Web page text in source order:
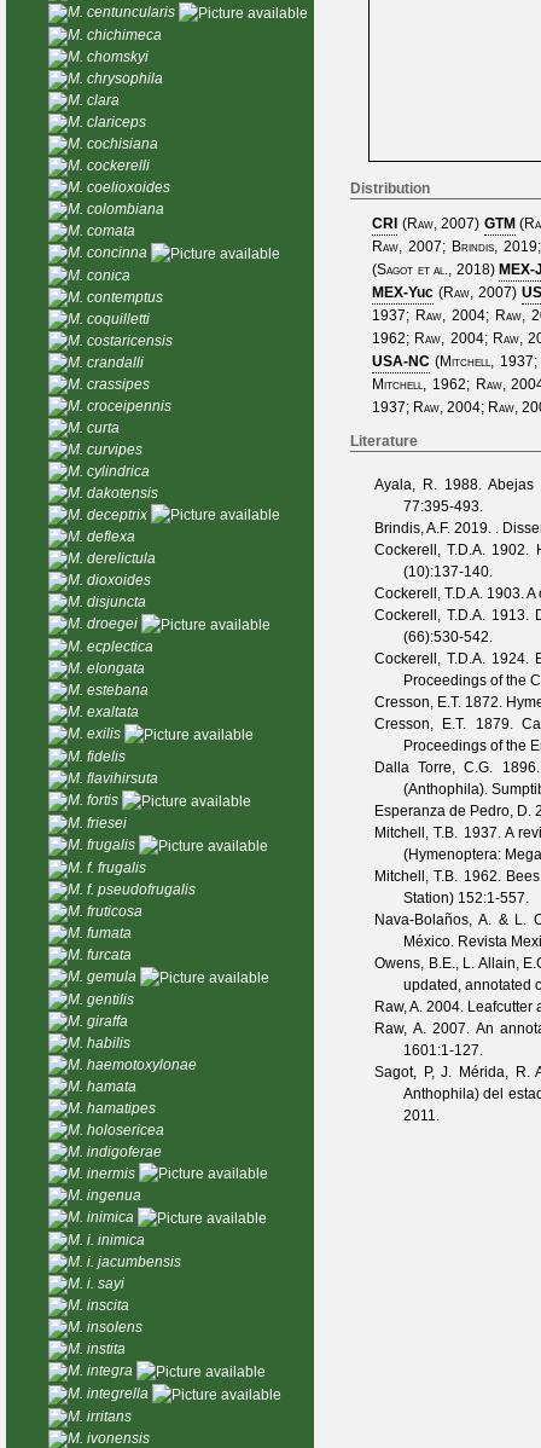
Distribution
CRI (Raw, 2007) GTM (
Raw, 2007; Brindis, 2019
(Sagot et al., 2018) MEX-
MEX-Yuc (Raw, 2007)
1937; Raw, 2004; Raw,
1962; Raw, 2004; Raw,
USA-NC (Mitchell, 1937;
Mitchell, 1962; Raw,
1937; Raw, 2004; Raw,
Literature
Ayala, R. 1988.
77:395-493.
Brindis, A.F. 2019. .
Cockerell, T.D.A. 1902.
(10):137-140.
Cockerell, T.D.A. 1903.
Cockerell, T.D.A. 1913.
(66):530-542.
Cockerell, T.D.A. 1924.
Proceedings of the
Cresson, E.T. 1872.
Cresson, E.T. 1879.
Proceedings of the
Dalla Torre, C.G.
(Anthophila).
Esperanza de Pedro, D.
Mitchell, T.B. 1937. A
(Hymenoptera:
Mitchell, T.B. 1962.
Station) 152:1-557.
Nava-Bolaños, A. & L.
México. Revista
Owens, B.E., L. Allain,
updated, annotated
Raw, A. 2004. Leafcutter
Raw, A.2007. An
1601:1-127.
Sagot, P, J. Mérida, R.
Anthophila) del
2011.
M. centuncularis
M. chichimeca
M. chomskyi
M. chrysophila
M. clara
M. clariceps
M. cochisiana
M. cockerelli
M. coelioxoides
M. colombiana
M. comata
M. concinna
M. conica
M. contemptus
M. coquilletti
M. costaricensis
M. crandalli
M. crassipes
M. croceipennis
M. curta
M. curvipes
M. cylindrica
M. dakotensis
M. deceptrix
M. deflexa
M. derelictula
M. dioxoides
M. disjuncta
M. droegei
M. ecplectica
M. elongata
M. estebana
M. exaltata
M. exilis
M. fidelis
M. flavihirsuta
M. fortis
M. friesei
M. frugalis
M. f. frugalis
M. f. pseudofrugalis
M. fruticosa
M. fumata
M. furcata
M. gemula
M. gentilis
M. giraffa
M. habilis
M. haemotoxylonae
M. hamata
M. hamatipes
M. holosericea
M. indigoferae
M. inermis
M. ingenua
M. inimica
M. i. inimica
M. i. jacumbensis
M. i. sayi
M. inscita
M. insolens
M. instita
M. integra
M. integrella
M. irritans
M. ivonensis